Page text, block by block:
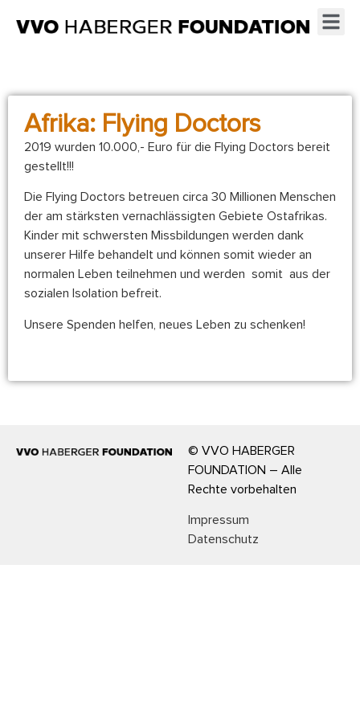
Afrika: Flying Doctors
2019 wurden 10.000,- Euro für die Flying Doctors bereit
gestellt!!!
Die Flying Doctors betreuen circa 30 Millionen Menschen
der am stärksten vernachlässigten Gebiete Ostafrikas.
Kinder mit schwersten Missbildungen werden dank
unserer Hilfe behandelt und können somit wieder an
normalen Leben teilnehmen und werden somit aus der
sozialen Isolation befreit.
Unsere Spenden helfen, neues Leben zu schenken!
© VVO HABERGER
FOUNDATION – Alle
Rechte vorbehalten
Impressum
Datenschutz